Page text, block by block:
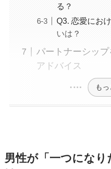
る？
Q3. 恋愛にお
いは？
パートナーシッ
アドバイス
も
男性が「一つにな